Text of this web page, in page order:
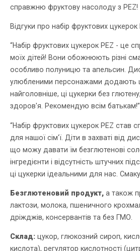
справжню фруктову насолоду з PEZ!
Відгуки про набір фруктових цукерок
“Набір фруктових цукерок PEZ - це
моїх дітей! Вони обожнюють різні
особливо полуницю та апельсин.
улюбленими персонажами додають
найголовніше, ці цукерки без
здоров'я. Рекомендую всім батькам!”
“Набір фруктових цукерок PEZ став
для нашої сім'ї. Діти в захваті від
що можу давати їм безглютенові
інгредієнти і відсутність штучних
ці цукерки ідеальними для нас.
Безглютеновий продукт, а також
лактози, молока, пшеничного
дріжджів, консервантів та без ГМО.
Склад: цукор, глюкозний сироп,
кислота), регулятор кислотності